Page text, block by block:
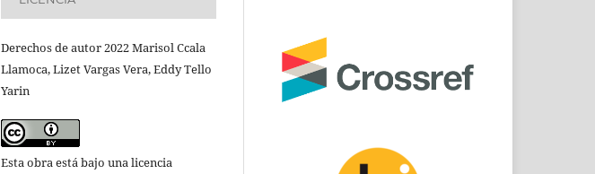
Derechos de autor 2022 Marisol Ccala
Llamoca, Lizet Vargas Vera, Eddy Tello
Yarin
Esta obra está bajo una licencia